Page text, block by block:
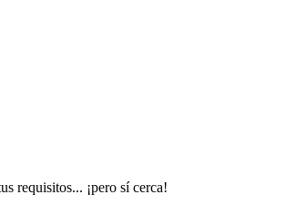
requisitos... ¡pero sí cerca!